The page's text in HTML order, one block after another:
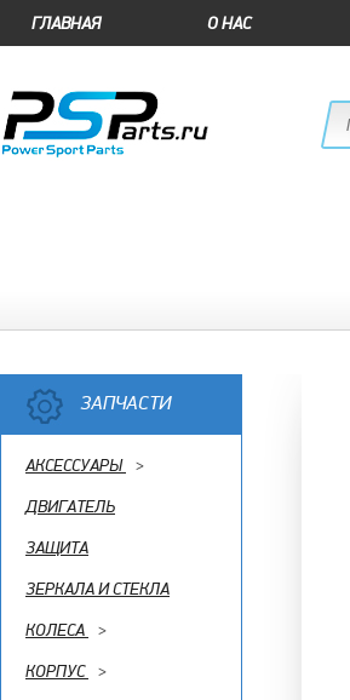
ГЛАВНАЯ О НАС
ЗАПЧАСТИ
АКСЕССУАРЫ >
ДВИГАТЕЛЬ
ЗАЩИТА
ЗЕРКАЛА И СТЕКЛА
КОЛЕСА
>
КОРПУС >